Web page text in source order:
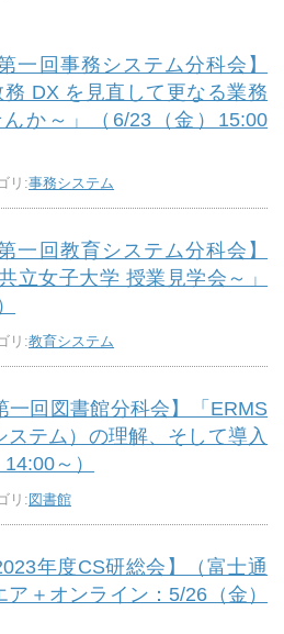
一回事務システム分科会】
務 DX を見直して更なる業務
か～」（6/23（金）15:00
リ:事務システム
一回教育システム分科会】
立女子大学 授業見学会～」
リ:教育システム
一回図書館分科会】「ERMS
ステム）の理解、そして導入
～）
リ: 図書館
年度CS研総会】（富士通
＋オンライン：5/26（金）